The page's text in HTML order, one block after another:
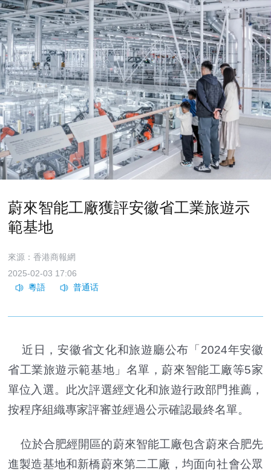
蔚來智能工廠獲評安徽省工業旅遊示
範基地
來源：香港商報網
2025-02-03 17:06
近日，安徽省文化和旅遊廳公布「2024年安徽
省工業旅遊示範基地」名單，蔚來智能工廠等5家
單位入選。此次評選經文化和旅遊行政部門推薦，
按程序組織專家評審並經過公示確認最終名單。
位於合肥經開區的蔚來智能工廠包含蔚來合肥先
進製造基地和新橋蔚來第二工廠，均面向社會公眾